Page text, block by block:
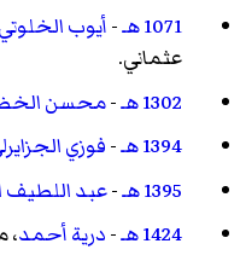
1071 هـ
-أيوب الخلوتي
عثماني.
1302 هـ
-محسن
1394 هـ
-فوزي
1395 هـ
-عبد اللطيف
1424 هـ
-درية أحمد،